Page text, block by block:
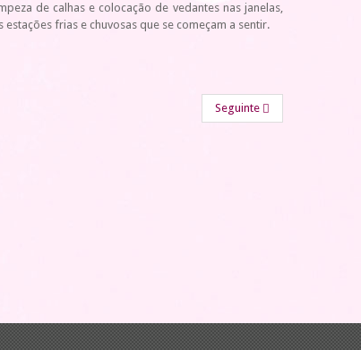
de calhas e colocação de vedantes nas janelas,
frias e chuvosas que se começam a sentir.
Seguinte